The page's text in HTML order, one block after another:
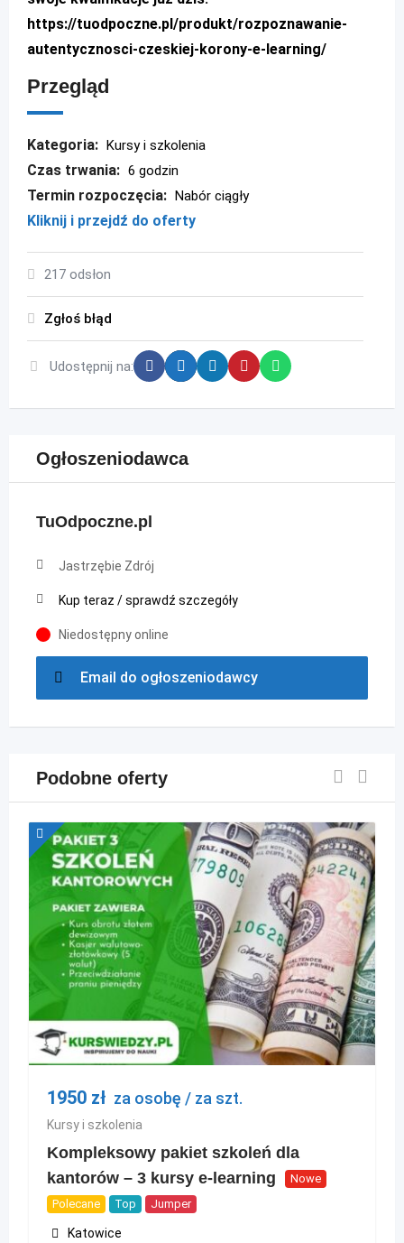
https://tuodpoczne.pl/produkt/rozpoznawanie-
autentycznosci-czeskiej-korony-e-learning/
Przegląd
Kategoria: Kursy i szkolenia
Czas trwania: 6 godzin
Termin rozpoczęcia: Nabór ciągły
Kliknij i przejdź do oferty
217 odsłon
Zgłoś błąd
Udostępnij na:
Ogłoszeniodawca
TuOdpoczne.pl
Jastrzębie Zdrój
Kup teraz / sprawdź szczegóły
Niedostępny online
Email do ogłoszeniodawcy
Podobne oferty
1950 zł za osobę / za szt.
Kursy i szkolenia
Kompleksowy pakiet szkoleń dla
kantorów – 3 kursy e-learning
Nowe
Polecane
Top Jumper
Katowice